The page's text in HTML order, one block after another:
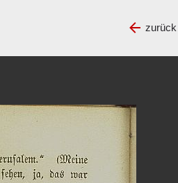
zurück